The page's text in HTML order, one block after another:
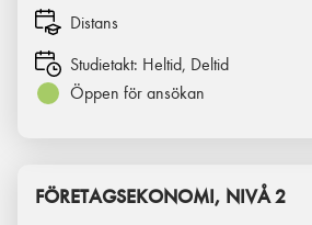
Distans
Studietakt: Heltid, Deltid
Öppen för ansökan
FÖRETAGSEKONOMI, NIVÅ 2